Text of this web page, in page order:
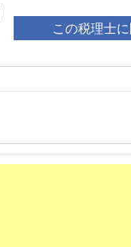
この税理士